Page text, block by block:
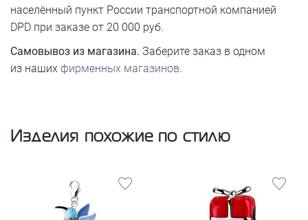
населённый пункт России транспортной компанией
DPD при заказе от 20 000 руб.
Самовывоз из магазина. Заберите заказ в одном
из наших фирменных магазинов.
Изделия похожие по стилю